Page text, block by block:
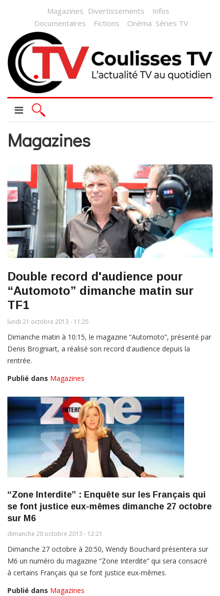
Magazines Divertissements
Infos
Documentaires
Fictions Cinéma Séries TV
Magazines
Double record d'audience pour
“Automoto” dimanche matin sur
TF1
lundi 21 octobre 2013 - 11:25
Dimanche matin à 10:15, le magazine “Automoto”, présenté par
Denis Brogniart, a réalisé son record d'audience depuis la
rentrée.
Publié dans Magazines
“Zone Interdite” : Enquête sur les Français qui
se font justice eux-mêmes dimanche 27 octobre
sur M6
dimanche 20 octobre 2013 - 12:21
Dimanche 27 octobre à 20:50, Wendy Bouchard présentera sur
M6 un numéro du magazine “Zone Interdite” qui sera consacré
à certains Français qui se font justice eux-mêmes.
Publié dans Magazines